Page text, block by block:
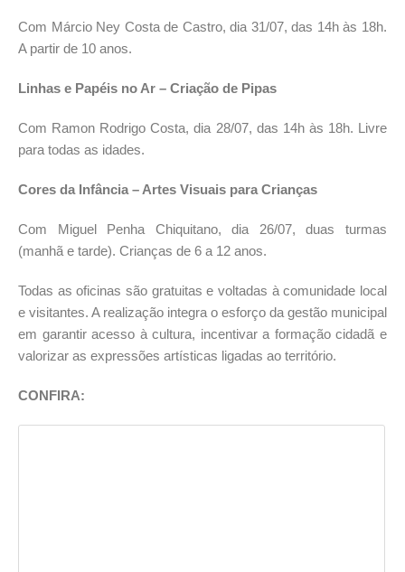
Com Márcio Ney Costa de Castro, dia 31/07, das 14h às 18h.
A partir de 10 anos.
Linhas e Papéis no Ar – Criação de Pipas
Com Ramon Rodrigo Costa, dia 28/07, das 14h às 18h. Livre
para todas as idades.
Cores da Infância – Artes Visuais para Crianças
Com Miguel Penha Chiquitano, dia 26/07, duas turmas
(manhã e tarde). Crianças de 6 a 12 anos.
Todas as oficinas são gratuitas e voltadas à comunidade local
e visitantes. A realização integra o esforço da gestão municipal
em garantir acesso à cultura, incentivar a formação cidadã e
valorizar as expressões artísticas ligadas ao território.
CONFIRA: